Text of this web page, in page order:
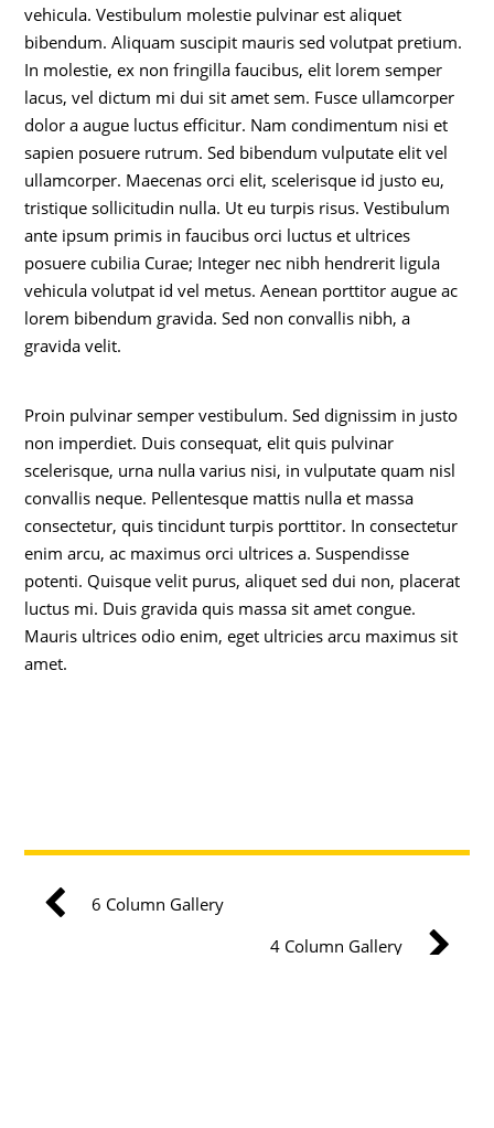
vehicula. Vestibulum molestie pulvinar est aliquet
bibendum. Aliquam suscipit mauris sed volutpat pretium.
In molestie, ex non fringilla faucibus, elit lorem semper
lacus, vel dictum mi dui sit amet sem. Fusce ullamcorper
dolor a augue luctus efficitur. Nam condimentum nisi et
sapien posuere rutrum. Sed bibendum vulputate elit vel
ullamcorper. Maecenas orci elit, scelerisque id justo eu,
tristique sollicitudin nulla. Ut eu turpis risus. Vestibulum
ante ipsum primis in faucibus orci luctus et ultrices
posuere cubilia Curae; Integer nec nibh hendrerit ligula
vehicula volutpat id vel metus. Aenean porttitor augue ac
lorem bibendum gravida. Sed non convallis nibh, a
gravida velit.
Proin pulvinar semper vestibulum. Sed dignissim in justo
non imperdiet. Duis consequat, elit quis pulvinar
scelerisque, urna nulla varius nisi, in vulputate quam nisl
convallis neque. Pellentesque mattis nulla et massa
consectetur, quis tincidunt turpis porttitor. In consectetur
enim arcu, ac maximus orci ultrices a. Suspendisse
potenti. Quisque velit purus, aliquet sed dui non, placerat
luctus mi. Duis gravida quis massa sit amet congue.
Mauris ultrices odio enim, eget ultricies arcu maximus sit
amet.
6 Column Gallery
4 Column Gallery